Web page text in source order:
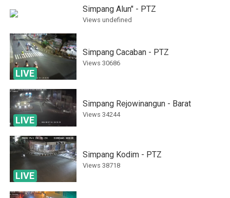
Simpang Alun" - PTZ
Views undefined
LIVE
Simpang Cacaban - PTZ
Views 30686
LIVE
Simpang Rejowinangun - Barat
Views 34244
LIVE
Simpang Kodim - PTZ
Views 38718